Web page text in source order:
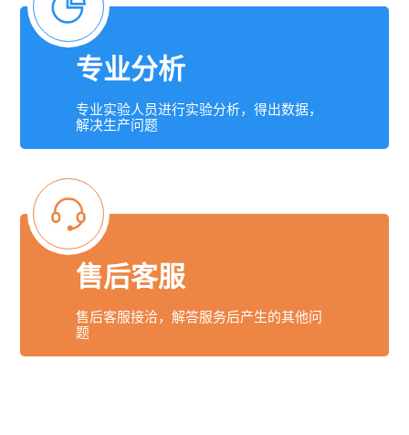
专业分析
专业实验人员进行实验分析，得出数据，
解决生产问题
售后客服
售后客服接洽，解答服务后产生的其他问
题